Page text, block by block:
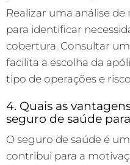
Realizar uma análise
para identificar
cobertura. Consultar
facilita a escolha da
tipo de operações e
4. Quais as
seguro de saúde
O seguro de saúde é
contribui para a